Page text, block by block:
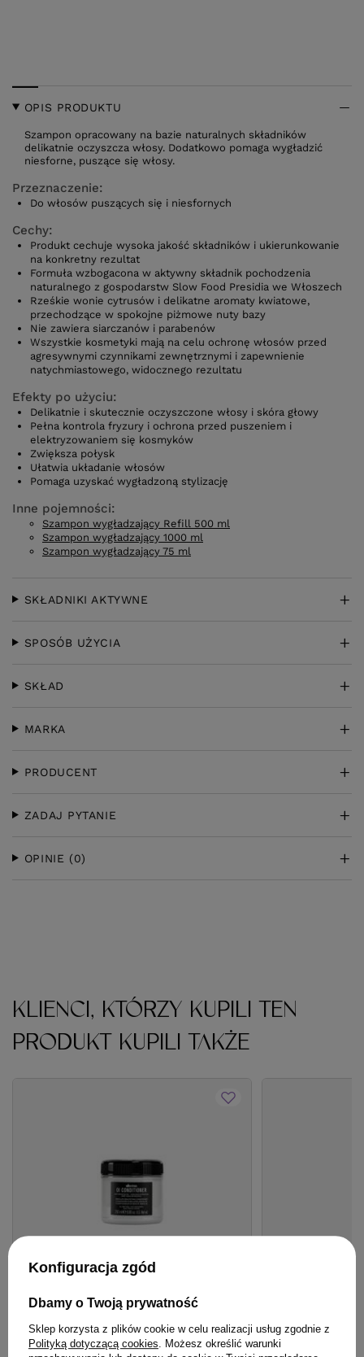
OPIS PRODUKTU
Szampon opracowany na bazie naturalnych składników
delikatnie oczyszcza włosy. Dodatkowo pomaga wygładzić
niesforne, puszące się włosy.
Przeznaczenie:
Do włosów puszących się i niesfornych
Cechy:
Produkt cechuje wysoka jakość składników i ukierunkowanie
na konkretny rezultat
Formuła wzbogacona w aktywny składnik pochodzenia
naturalnego z gospodarstw Slow Food Presidia we Włoszech
Rześkie wonie cytrusów i delikatne aromaty kwiatowe,
przechodzące w spokojne piżmowe nuty bazy
Nie zawiera siarczanów i parabenów
Wszystkie kosmetyki mają na celu ochronę włosów przed
agresywnymi czynnikami zewnętrznymi i zapewnienie
natychmiastowego, widocznego rezultatu
Efekty po użyciu:
Delikatnie i skutecznie oczyszczone włosy i skóra głowy
Pełna kontrola fryzury i ochrona przed puszeniem i
elektryzowaniem się kosmyków
Zwiększa połysk
Ułatwia układanie włosów
Pomaga uzyskać wygładzoną stylizację
Inne pojemności:
Szampon wygładzający Refill 500 ml
Szampon wygładzający 1000 ml
Szampon wygładzający 75 ml
SKŁADNIKI AKTYWNE
SPOSÓB UŻYCIA
SKŁAD
MARKA
PRODUCENT
ZADAJ PYTANIE
OPINIE (0)
KLIENCI, KTÓRZY KUPILI TEN
PRODUKT KUPILI TAKŻE
OFERTA BESTSELLER
Odżywka Davines OI Absolute
Beautifying do włosów 250 ml
Woda Montibello
Vol.7,5% 60ml
Konfiguracja zgód
Dbamy o Twoją prywatność
Sklep korzysta z plików cookie w celu realizacji usług zgodnie z
Polityką dotyczącą cookies . Możesz określić warunki